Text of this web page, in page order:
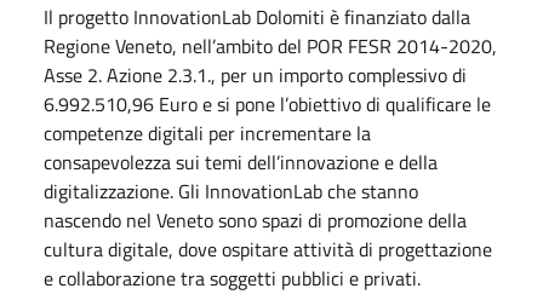
Il progetto InnovationLab Dolomiti è finanziato dalla
Regione Veneto, nell’ambito del POR FESR 2014-2020,
Asse 2. Azione 2.3.1., per un importo complessivo di
6.992.510,96 Euro e si pone l’obiettivo di qualificare le
competenze digitali per incrementare la
consapevolezza sui temi dell’innovazione e della
digitalizzazione. Gli InnovationLab che stanno
nascendo nel Veneto sono spazi di promozione della
cultura digitale, dove ospitare attività di progettazione
e collaborazione tra soggetti pubblici e privati.